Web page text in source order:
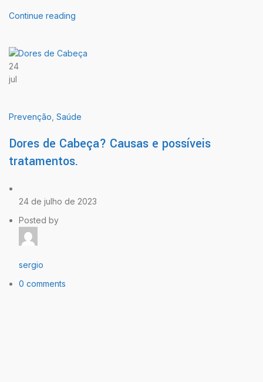
Continue reading
24
jul
Prevenção Saúde
Dores de Cabeça? Causas e possíveis
tratamentos.
24 de julho de 2023
Posted by
sergio
0 comments